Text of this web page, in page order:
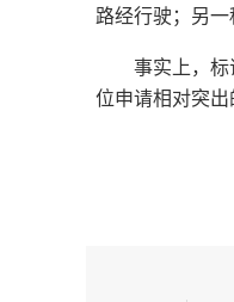
路经行驶；另
事实上，
位申请相对突出